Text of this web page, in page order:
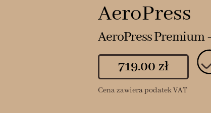
AeroPress
AeroPress Premium
719.00 zł
Cena zawiera podatek VAT